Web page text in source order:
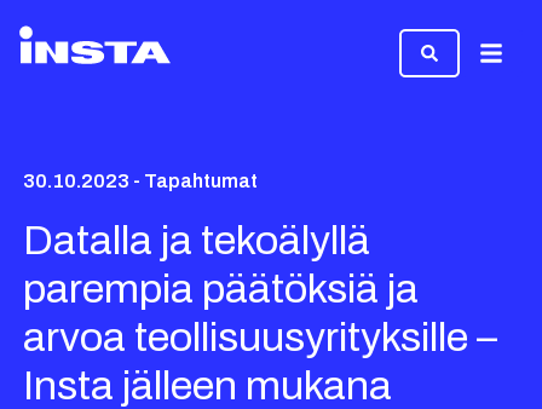
30.10.2023 - Tapahtumat
Datalla ja tekoälyllä
parempia päätöksiä ja
arvoa teollisuusyrityksille –
Insta jälleen mukana